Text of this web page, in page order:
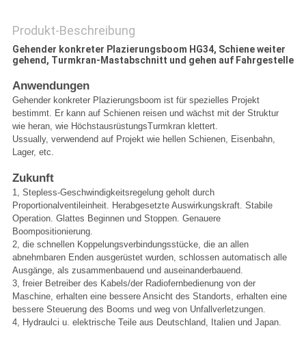
Produkt-Beschreibung
Gehender konkreter Plazierungsboom HG34, Schiene weiter
gehend, Turmkran-Mastabschnitt und gehen auf Fahrgestelle
Anwendungen
Gehender konkreter Plazierungsboom ist für spezielles Projekt
bestimmt. Er kann auf Schienen reisen und wächst mit der Struktur
wie heran, wie HöchstausrüstungsTurmkran klettert.
Ussually, verwendend auf Projekt wie hellen Schienen, Eisenbahn,
Lager, etc.
Zukunft
1, Stepless-Geschwindigkeitsregelung geholt durch
Proportionalventileinheit. Herabgesetzte Auswirkungskraft. Stabile
Operation. Glattes Beginnen und Stoppen. Genauere
Boompositionierung.
2, die schnellen Koppelungsverbindungsstücke, die an allen
abnehmbaren Enden ausgerüstet wurden, schlossen automatisch alle
Ausgänge, als zusammenbauend und auseinanderbauend.
3, freier Betreiber des Kabels/der Radiofernbedienung von der
Maschine, erhalten eine bessere Ansicht des Standorts, erhalten eine
bessere Steuerung des Booms und weg von Unfallverletzungen.
4, Hydraulci u. elektrische Teile aus Deutschland, Italien und Japan.